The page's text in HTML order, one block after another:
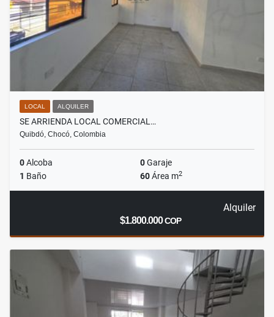
LOCAL ALQUILER
SE ARRIENDA LOCAL COMERCIAL…
Quibdó, Chocó, Colombia
0Alcoba 0Garaje
1 Baño 60Área m2
Alquiler
$1.800.000COP